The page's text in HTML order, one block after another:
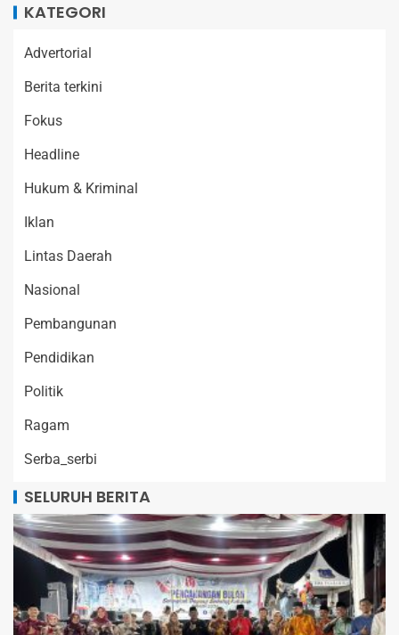
KATEGORI
Advertorial
Berita terkini
Fokus
Headline
Hukum & Kriminal
Iklan
Lintas Daerah
Nasional
Pembangunan
Pendidikan
Politik
Ragam
Serba_serbi
SELURUH BERITA